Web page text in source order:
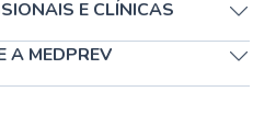
E CLÍNICAS
A MEDPREV